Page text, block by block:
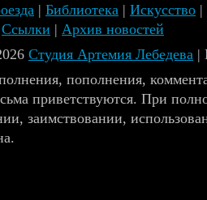
| Библиотека | Искусство |
Ссылки | Архив новостей
Студия Артемия Лебедева |
пополнения,
приветствуются. При
заимствовании,